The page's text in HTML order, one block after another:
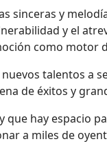
sinceras y
y el
como motor
talentos a
de éxitos y
hay espacio
a miles de